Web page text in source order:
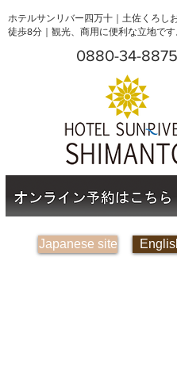
ホテルサンリバー四万十｜土佐くろし
徒歩8分｜観光、商用に便利な立地です
0880-34-8875
Japanese site